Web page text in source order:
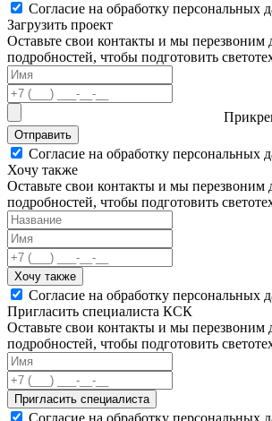
Согласие на обработку персональных
Загрузить проект
Оставьте свои контакты и мы перезвоним
подробностей, чтобы подготовить
Отправить
Согласие на обработку персональных
Хочу также
Оставьте свои контакты и мы перезвоним
подробностей, чтобы подготовить
Хочу также
Согласие на обработку персональных
Пригласить специалиста КСК
Оставьте свои контакты и мы перезвоним
подробностей, чтобы подготовить
Пригласить специалиста